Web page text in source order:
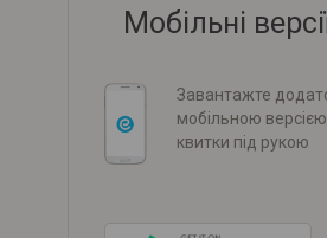
Мобільні
Завантажте
мобільною
квитки під рукою